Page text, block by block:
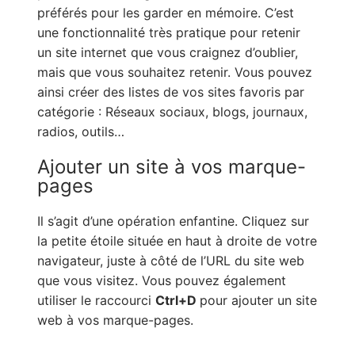
préférés pour les garder en mémoire. C’est
une fonctionnalité très pratique pour retenir
un site internet que vous craignez d’oublier,
mais que vous souhaitez retenir. Vous pouvez
ainsi créer des listes de vos sites favoris par
catégorie : Réseaux sociaux, blogs, journaux,
radios, outils…
Ajouter un site à vos marque-
pages
Il s’agit d’une opération enfantine. Cliquez sur
la petite étoile située en haut à droite de votre
navigateur, juste à côté de l’URL du site web
que vous visitez. Vous pouvez également
utiliser le raccourci Ctrl+D pour ajouter un site
web à vos marque-pages.